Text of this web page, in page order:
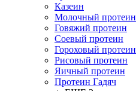
Казеин
Молочный протеин
Говяжий протеин
Соевый протеин
Гороховый протеин
Рисовый протеин
Яичный протеин
Протеин Гадяч